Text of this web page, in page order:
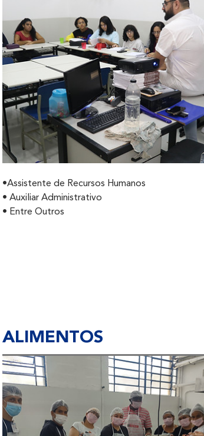
•Assistente de Recursos Humanos
• Auxiliar Administrativo
• Entre Outros
ALIMENTOS